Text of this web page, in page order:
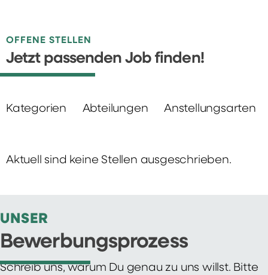
OFFENE STELLEN
Jetzt passenden Job finden!
Kategorien Abteilungen Anstellungsarten
Aktuell sind keine Stellen ausgeschrieben.
UNSER
Bewerbungsprozess
Schreib uns, warum Du genau zu uns willst. Bitte